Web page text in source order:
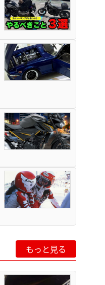
もっと見る